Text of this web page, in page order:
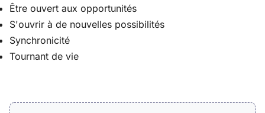
Être ouvert aux opportunités
S'ouvrir à de nouvelles possibilités
Synchronicité
Tournant de vie